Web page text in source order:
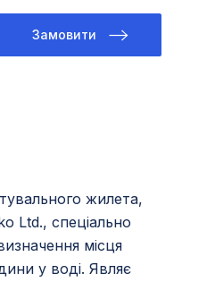
Замовити
жилета,
Ltd., спеціально
місця
у воді. Являє